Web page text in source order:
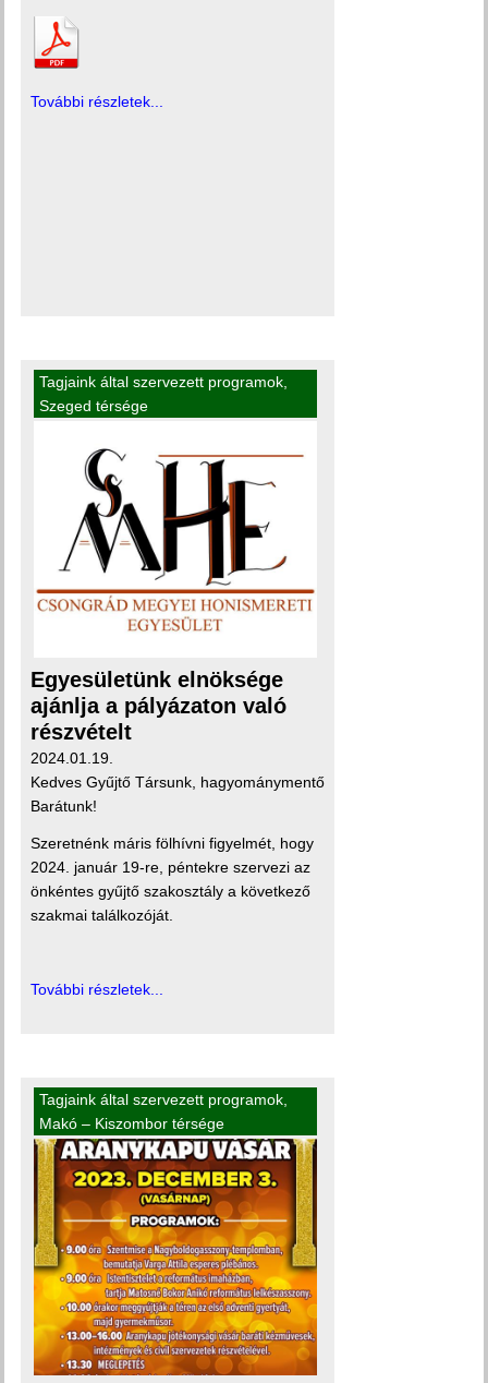
További részletek...
Tagjaink által szervezett programok
Szeged térsége
Egyesületünk elnöksége
ajánlja a pályázaton való
részvételt
2024.01.19.
Kedves Gyűjtő Társunk, hagyománymentő
Barátunk!
Szeretnénk máris fölhívni figyelmét, hogy
2024. január 19-re, péntekre szervezi az
önkéntes gyűjtő szakosztály a következő
szakmai találkozóját.
További részletek...
Tagjaink által szervezett programok
Makó – Kiszombor térsége